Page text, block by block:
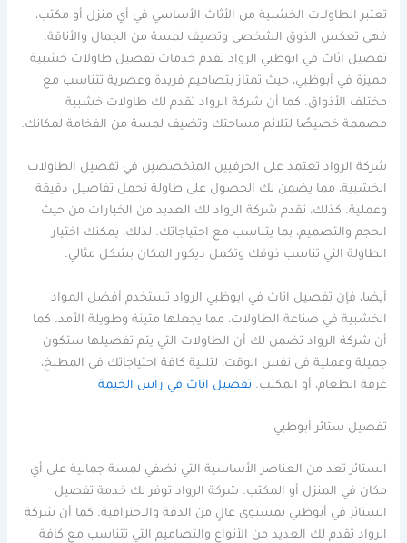
تعتبر الطاولات الخشبية من الأثاث الأساسي في أي منزل أو مكتب،
فهي تعكس الذوق الشخصي وتضيف لمسة من الجمال والأناقة.
تفصيل اثاث في ابوظبي الرواد تقدم خدمات تفصيل طاولات خشبية
مميزة في أبوظبي، حيث تمتاز بتصاميم فريدة وعصرية تتناسب مع
مختلف الأذواق. كما أن شركة الرواد تقدم لك طاولات خشبية
مصممة خصيصًا لتلائم مساحتك وتضيف لمسة من الفخامة لمكانك.
شركة الرواد تعتمد على الحرفيين المتخصصين في تفصيل الطاولات
الخشبية، مما يضمن لك الحصول على طاولة تحمل تفاصيل دقيقة
وعملية. كذلك، تقدم شركة الرواد لك العديد من الخيارات من حيث
الحجم والتصميم، بما يتناسب مع احتياجاتك. لذلك، يمكنك اختيار
الطاولة التي تناسب ذوقك وتكمل ديكور المكان بشكل مثالي.
أيضا، فإن تفصيل اثاث في ابوظبي الرواد تستخدم أفضل المواد
الخشبية في صناعة الطاولات، مما يجعلها متينة وطويلة الأمد. كما
أن شركة الرواد تضمن لك أن الطاولات التي يتم تفصيلها ستكون
جميلة وعملية في نفس الوقت، لتلبية كافة احتياجاتك في المطبخ،
غرفة الطعام، أو المكتب. تفصيل اثاث في راس الخيمة
تفصيل ستائر أبوظبي
الستائر تعد من العناصر الأساسية التي تضفي لمسة جمالية على أي
مكان في المنزل أو المكتب. شركة الرواد توفر لك خدمة تفصيل
الستائر في أبوظبي بمستوى عالٍ من الدقة والاحترافية. كما أن شركة
الرواد تقدم لك العديد من الأنواع والتصاميم التي تتناسب مع كافة